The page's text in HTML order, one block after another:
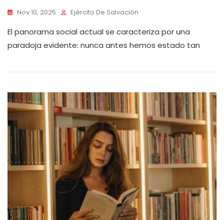
Nov 10, 2025 Ejército De Salvación
El panorama social actual se caracteriza por una
paradoja evidente: nunca antes hemos estado tan